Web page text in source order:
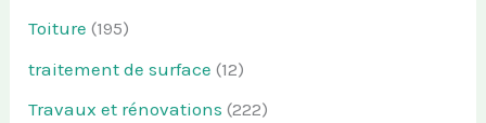
Toiture (195)
traitement de surface (12)
Travaux et rénovations (222)